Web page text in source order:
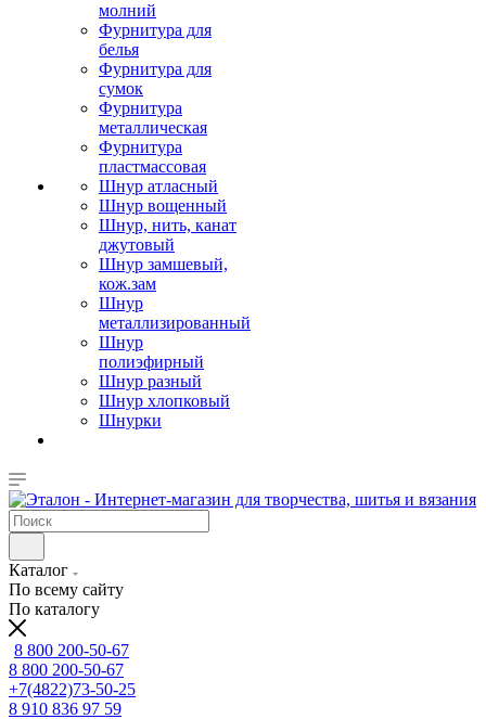
молний
Фурнитура для
белья
Фурнитура для
сумок
Фурнитура
металлическая
Фурнитура
пластмассовая
Шнур атласный
Шнур вощенный
Шнур, нить, канат
джутовый
Шнур замшевый,
кож.зам
Шнур
металлизированный
Шнур
полиэфирный
Шнур разный
Шнур хлопковый
Шнурки
Каталог
По всему сайту
По каталогу
8 800 200-50-67
8 800 200-50-67
+7(4822)73-50-25
8 910 836 97 59